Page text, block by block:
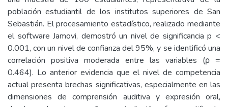
población estudiantil de los institutos superiores de San
Sebastián. El procesamiento estadístico, realizado mediante
el software Jamovi, demostró un nivel de significancia p <
0.001, con un nivel de confianza del 95%, y se identificó una
correlación positiva moderada entre las variables (ρ =
0.464). Lo anterior evidencia que el nivel de competencia
actual presenta brechas significativas, especialmente en las
dimensiones de comprensión auditiva y expresión oral,